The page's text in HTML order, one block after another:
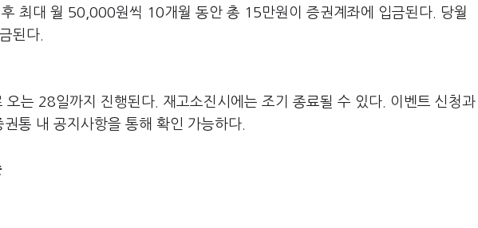
최대 월 50,000원씩 10개월 동안 총 15만원이 증권계좌에 입금된다. 당월
된다.
는 28일까지 진행된다. 재고소진시에는 조기 종료될 수 있다. 이벤트 신청과
통 내 공지사항을 통해 확인 가능하다.